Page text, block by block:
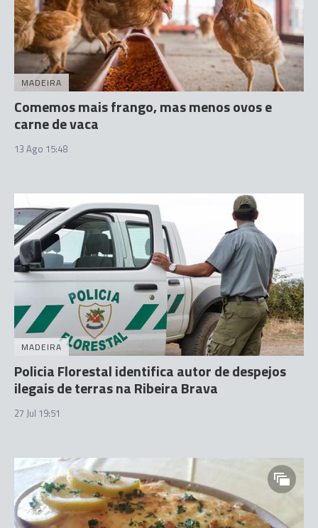
MADEIRA
Comemos mais frango, mas menos ovos e
carne de vaca
13 Ago 15:48
MADEIRA
Policia Florestal identifica autor de despejos
ilegais de terras na Ribeira Brava
27 Jul 19:51